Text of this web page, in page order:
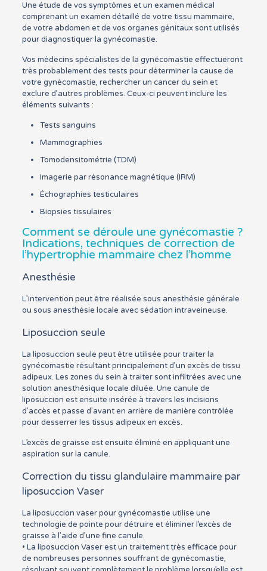
Une étude de vos symptômes et un examen médical
comprenant un examen détaillé de votre tissu mammaire,
de votre abdomen et de vos organes génitaux sont utilisés
pour diagnostiquer la gynécomastie.
Vos médecins spécialistes de la gynécomastie effectueront
très probablement des tests pour déterminer la cause de
votre gynécomastie, rechercher un cancer du sein et
exclure d’autres problèmes. Ceux-ci peuvent inclure les
éléments suivants :
Tests sanguins
Mammographies
Tomodensitométrie (TDM)
Imagerie par résonance magnétique (IRM)
Échographies testiculaires
Biopsies tissulaires
Comment se déroule une gynécomastie ?
Indications, techniques de correction de
l’hypertrophie mammaire chez l’homme
Anesthésie
L’intervention peut être réalisée sous anesthésie générale
ou sous anesthésie locale avec sédation intraveineuse.
Liposuccion seule
La liposuccion seule peut être utilisée pour traiter la
gynécomastie résultant principalement d’un excès de tissu
adipeux. Les zones du sein à traiter sont infiltrées avec une
solution anesthésique locale diluée. Une canule de
liposuccion est ensuite insérée à travers les incisions
d’accès et passe d’avant en arrière de manière contrôlée
pour desserrer les tissus adipeux en excès.
L’excès de graisse est ensuite éliminé en appliquant une
aspiration sur la canule.
Correction du tissu glandulaire mammaire par
liposuccion Vaser
La liposuccion vaser pour gynécomastie utilise une
technologie de pointe pour détruire et éliminer l’excès de
graisse à l’aide d’une fine canule.
• La liposuccion Vaser est un traitement très efficace pour
de nombreuses personnes souffrant de gynécomastie,